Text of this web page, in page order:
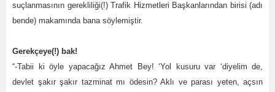
suçlanmasının gerekliliği(!) Trafik Hizmetleri Başkanlarından birisi (adı
bende) makamında bana söylemiştir.
Gerekçeye(!) bak!
“-Tabii ki öyle yapacağız Ahmet Bey! ‘Yol kusuru var ‘diyelim de,
devlet şakır şakır tazminat mı ödesin? Aklı ve parası yeten, açsın